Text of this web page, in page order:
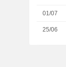
01/07
25/06